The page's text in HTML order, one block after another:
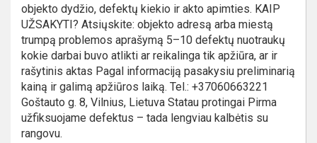
objekto dydžio, defektų kiekio ir akto apimties. KAIP
UŽSAKYTI? Atsiųskite: objekto adresą arba miestą
trumpą problemos aprašymą 5–10 defektų nuotraukų
kokie darbai buvo atlikti ar reikalinga tik apžiūra, ar ir
rašytinis aktas Pagal informaciją pasakysiu preliminarią
kainą ir galimą apžiūros laiką. Tel.: +37060663221
Goštauto g. 8, Vilnius, Lietuva Statau protingai Pirma
užfiksuojame defektus – tada lengviau kalbėtis su
rangovu.